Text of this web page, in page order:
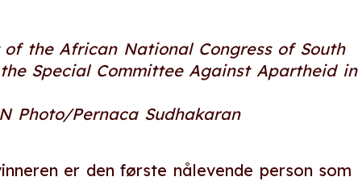
the African National Congress of South
Special Committee Against Apartheid in
Photo/Pernaca Sudhakaran
er den første nålevende person som